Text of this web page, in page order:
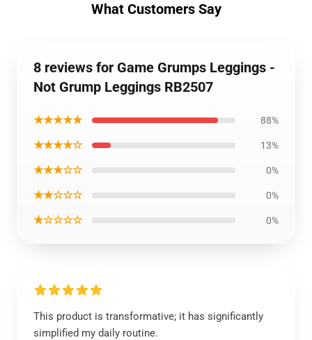
What Customers Say
8 reviews for Game Grumps Leggings -
Not Grump Leggings RB2507
★★★★★ 88%
★★★★☆ 13%
★★★☆☆ 0%
★★☆☆☆ 0%
★☆☆☆☆ 0%
This product is transformative; it has significantly
simplified my daily routine.